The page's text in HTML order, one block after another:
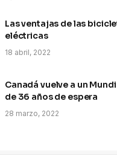
Las ventajas de las
eléctricas
18 abril, 2022
Canadá vuelve a un
de 36 años de espera
28 marzo, 2022